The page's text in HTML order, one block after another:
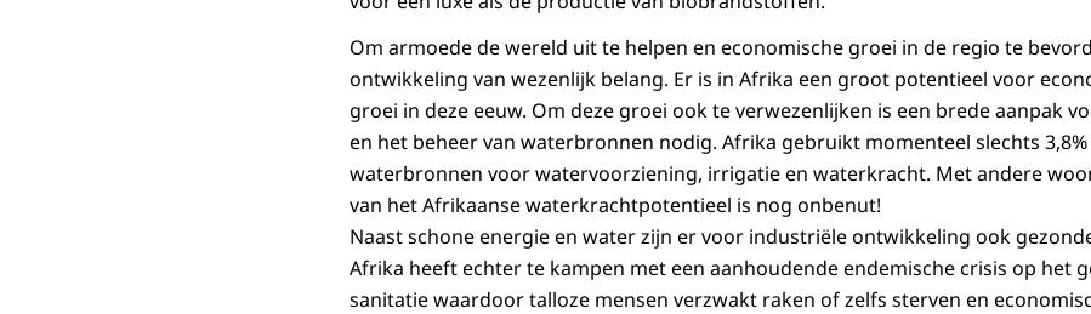
Om armoede de wereld uit te helpen en economische groei in de regio te
ontwikkeling van wezenlijk belang. Er is in Afrika een groot potentieel voor
groei in deze eeuw. Om deze groei ook te verwezenlijken is een brede aanpak
en het beheer van waterbronnen nodig. Afrika gebruikt momenteel slechts 3,8%
waterbronnen voor watervoorziening, irrigatie en waterkracht. Met andere
van het Afrikaanse waterkrachtpotentieel is nog onbenut!
Naast schone energie en water zijn er voor industriële ontwikkeling ook
Afrika heeft echter te kampen met een aanhoudende endemische crisis op het
sanitatie waardoor talloze mensen verzwakt raken of zelfs sterven en